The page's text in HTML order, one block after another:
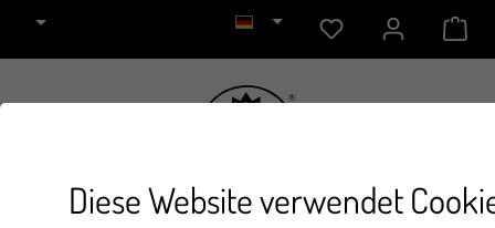
Diese Website verwendet